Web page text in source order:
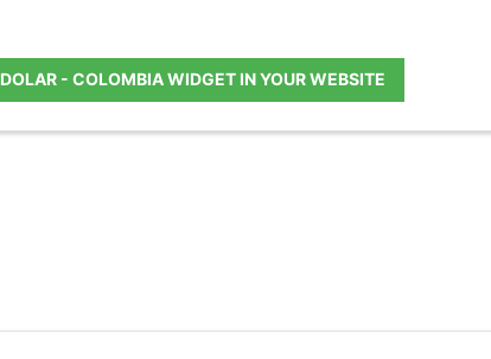
DOLAR - COLOMBIA WIDGET IN YOUR WEBSITE